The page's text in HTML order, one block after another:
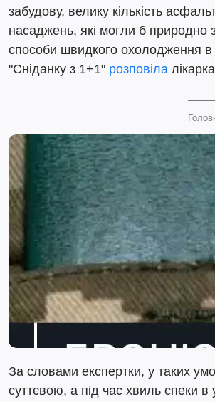
забудову, велику кількість
насаджень, які могли б природно
способи швидкого охолодження в
"Сніданку з 1+1" розповіла
За словами експертки, у таких
суттєвою, а під час хвиль спеки в